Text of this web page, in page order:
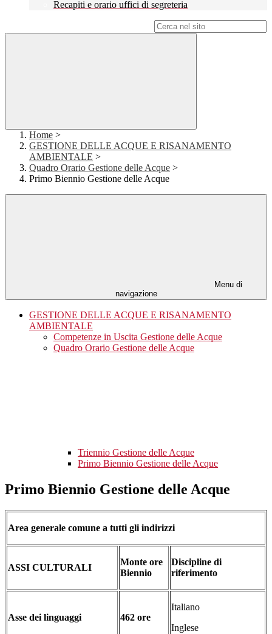
Recapiti e orario uffici di segreteria
Home >
GESTIONE DELLE ACQUE E RISANAMENTO
AMBIENTALE >
Quadro Orario Gestione delle Acque >
Primo Biennio Gestione delle Acque
Menu di
navigazione
GESTIONE DELLE ACQUE E RISANAMENTO
AMBIENTALE
Competenze in Uscita Gestione delle Acque
Quadro Orario Gestione delle Acque
Triennio Gestione delle Acque
Primo Biennio Gestione delle Acque
Primo Biennio Gestione delle Acque
Area generale comune a tutti gli indirizzi
ASSI CULTURALI
Monte ore
Biennio
Discipline di
riferimento
Asse dei linguaggi 462 ore
Italiano
Inglese